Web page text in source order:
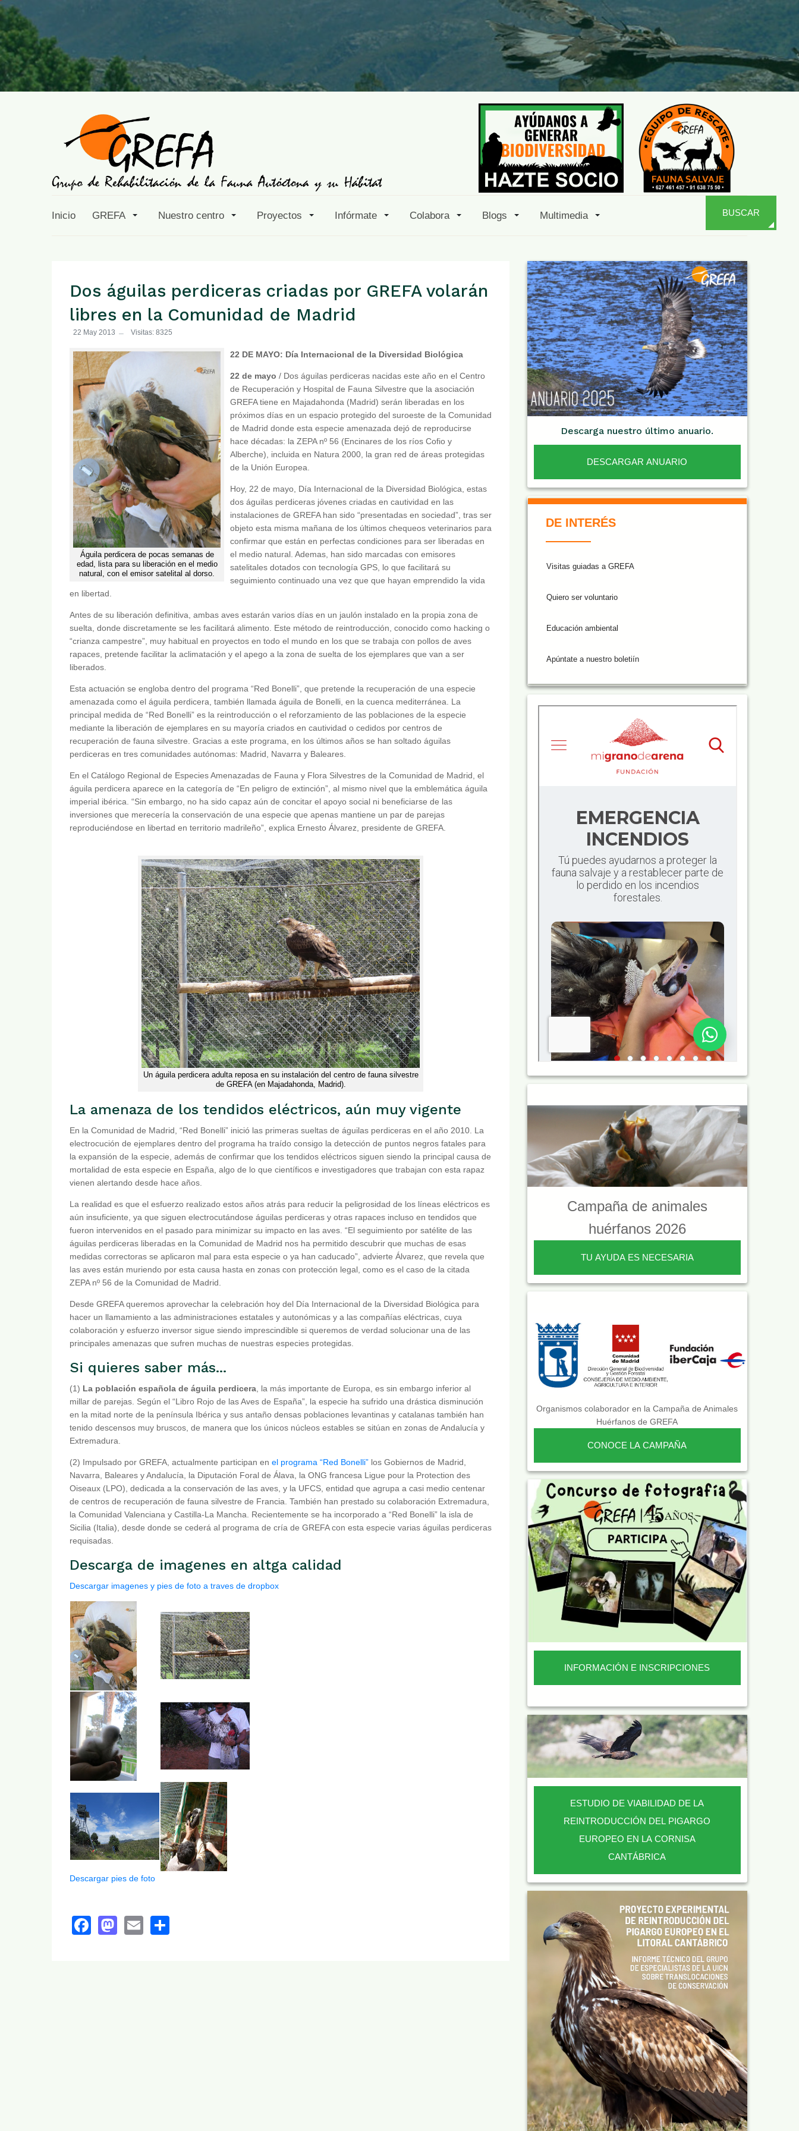
Inicio GREFA Nuestro centro Proyectos Infórmate Colabora Blogs Multimedia BUSCAR
Dos águilas perdiceras criadas por GREFA volarán
libres en la Comunidad de Madrid
22 May 2013 Visitas: 8325
Águila perdicera de pocas semanas de
edad, lista para su liberación en el medio
natural, con el emisor satelital al dorso.
22 DE MAYO: Día Internacional de la Diversidad Biológica
22 de mayo / Dos águilas perdiceras nacidas este año en el Centro
de Recuperación y Hospital de Fauna Silvestre que la asociación
GREFA tiene en Majadahonda (Madrid) serán liberadas en los
próximos días en un espacio protegido del suroeste de la Comunidad
de Madrid donde esta especie amenazada dejó de reproducirse
hace décadas: la ZEPA nº 56 (Encinares de los ríos Cofio y
Alberche), incluida en Natura 2000, la gran red de áreas protegidas
de la Unión Europea.
Hoy, 22 de mayo, Día Internacional de la Diversidad Biológica, estas
dos águilas perdiceras jóvenes criadas en cautividad en las
instalaciones de GREFA han sido “presentadas en sociedad”, tras ser
objeto esta misma mañana de los últimos chequeos veterinarios para
confirmar que están en perfectas condiciones para ser liberadas en
el medio natural. Ademas, han sido marcadas con emisores
satelitales dotados con tecnología GPS, lo que facilitará su
seguimiento continuado una vez que que hayan emprendido la vida
en libertad.
Antes de su liberación definitiva, ambas aves estarán varios días en un jaulón instalado en la propia zona de
suelta, donde discretamente se les facilitará alimento. Este método de reintroducción, conocido como hacking o
“crianza campestre”, muy habitual en proyectos en todo el mundo en los que se trabaja con pollos de aves
rapaces, pretende facilitar la aclimatación y el apego a la zona de suelta de los ejemplares que van a ser
liberados.
Esta actuación se engloba dentro del programa “Red Bonelli”, que pretende la recuperación de una especie
amenazada como el águila perdicera, también llamada águila de Bonelli, en la cuenca mediterránea. La
principal medida de “Red Bonelli” es la reintroducción o el reforzamiento de las poblaciones de la especie
mediante la liberación de ejemplares en su mayoría criados en cautividad o cedidos por centros de
recuperación de fauna silvestre. Gracias a este programa, en los últimos años se han soltado águilas
perdiceras en tres comunidades autónomas: Madrid, Navarra y Baleares.
En el Catálogo Regional de Especies Amenazadas de Fauna y Flora Silvestres de la Comunidad de Madrid, el
águila perdicera aparece en la categoría de “En peligro de extinción”, al mismo nivel que la emblemática águila
imperial ibérica. “Sin embargo, no ha sido capaz aún de concitar el apoyo social ni beneficiarse de las
inversiones que merecería la conservación de una especie que apenas mantiene un par de parejas
reproduciéndose en libertad en territorio madrileño”, explica Ernesto Álvarez, presidente de GREFA.
Un águila perdicera adulta reposa en su instalación del centro de fauna silvestre
de GREFA (en Majadahonda, Madrid).
La amenaza de los tendidos eléctricos, aún muy vigente
En la Comunidad de Madrid, “Red Bonelli” inició las primeras sueltas de águilas perdiceras en el año 2010. La
electrocución de ejemplares dentro del programa ha traído consigo la detección de puntos negros fatales para
la expansión de la especie, además de confirmar que los tendidos eléctricos siguen siendo la principal causa de
mortalidad de esta especie en España, algo de lo que científicos e investigadores que trabajan con esta rapaz
vienen alertando desde hace años.
La realidad es que el esfuerzo realizado estos años atrás para reducir la peligrosidad de los líneas eléctricos es
aún insuficiente, ya que siguen electrocutándose águilas perdiceras y otras rapaces incluso en tendidos que
fueron intervenidos en el pasado para minimizar su impacto en las aves. “El seguimiento por satélite de las
águilas perdiceras liberadas en la Comunidad de Madrid nos ha permitido descubrir que muchas de esas
medidas correctoras se aplicaron mal para esta especie o ya han caducado”, advierte Álvarez, que revela que
las aves están muriendo por esta causa hasta en zonas con protección legal, como es el caso de la citada
ZEPA nº 56 de la Comunidad de Madrid.
Desde GREFA queremos aprovechar la celebración hoy del Día Internacional de la Diversidad Biológica para
hacer un llamamiento a las administraciones estatales y autonómicas y a las compañías eléctricas, cuya
colaboración y esfuerzo inversor sigue siendo imprescindible si queremos de verdad solucionar una de las
principales amenazas que sufren muchas de nuestras especies protegidas.
Si quieres saber más...
(1) La población española de águila perdicera , la más importante de Europa, es sin embargo inferior al
millar de parejas. Según el “Libro Rojo de las Aves de España”, la especie ha sufrido una drástica disminución
en la mitad norte de la península Ibérica y sus antaño densas poblaciones levantinas y catalanas también han
tenido descensos muy bruscos, de manera que los únicos núcleos estables se sitúan en zonas de Andalucía y
Extremadura.
(2) Impulsado por GREFA, actualmente participan en el programa “Red Bonelli” los Gobiernos de Madrid,
Navarra, Baleares y Andalucía, la Diputación Foral de Álava, la ONG francesa Ligue pour la Protection des
Oiseaux (LPO), dedicada a la conservación de las aves, y la UFCS, entidad que agrupa a casi medio centenar
de centros de recuperación de fauna silvestre de Francia. También han prestado su colaboración Extremadura,
la Comunidad Valenciana y Castilla-La Mancha. Recientemente se ha incorporado a “Red Bonelli” la isla de
Sicilia (Italia), desde donde se cederá al programa de cría de GREFA con esta especie varias águilas perdiceras
requisadas.
Descarga de imagenes en altga calidad
Descargar imagenes y pies de foto a traves de dropbox
Descargar pies de foto
Facebook
Mastodon
Email
Descarga nuestro último anuario.
DESCARGAR ANUARIO
DE INTERÉS
Visitas guiadas a GREFA
Quiero ser voluntario
Educación ambiental
Apúntate a nuestro boletiín
Campaña de animales
huérfanos 2026
TU AYUDA ES NECESARIA
Organismos colaborador en la Campaña de Animales
Huérfanos de GREFA
CONOCE LA CAMPAÑA
INFORMACIÓN E INSCRIPCIONES
ESTUDIO DE VIABILIDAD DE LA
REINTRODUCCIÓN DEL PIGARGO
EUROPEO EN LA CORNISA
CANTÁBRICA